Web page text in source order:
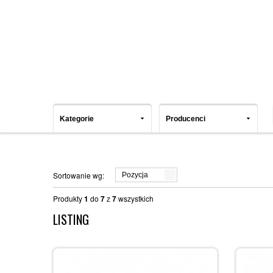
Kategorie Producenci
Sortowanie wg: Pozycja
Produkty1 do 7z7wszystkich
LISTING